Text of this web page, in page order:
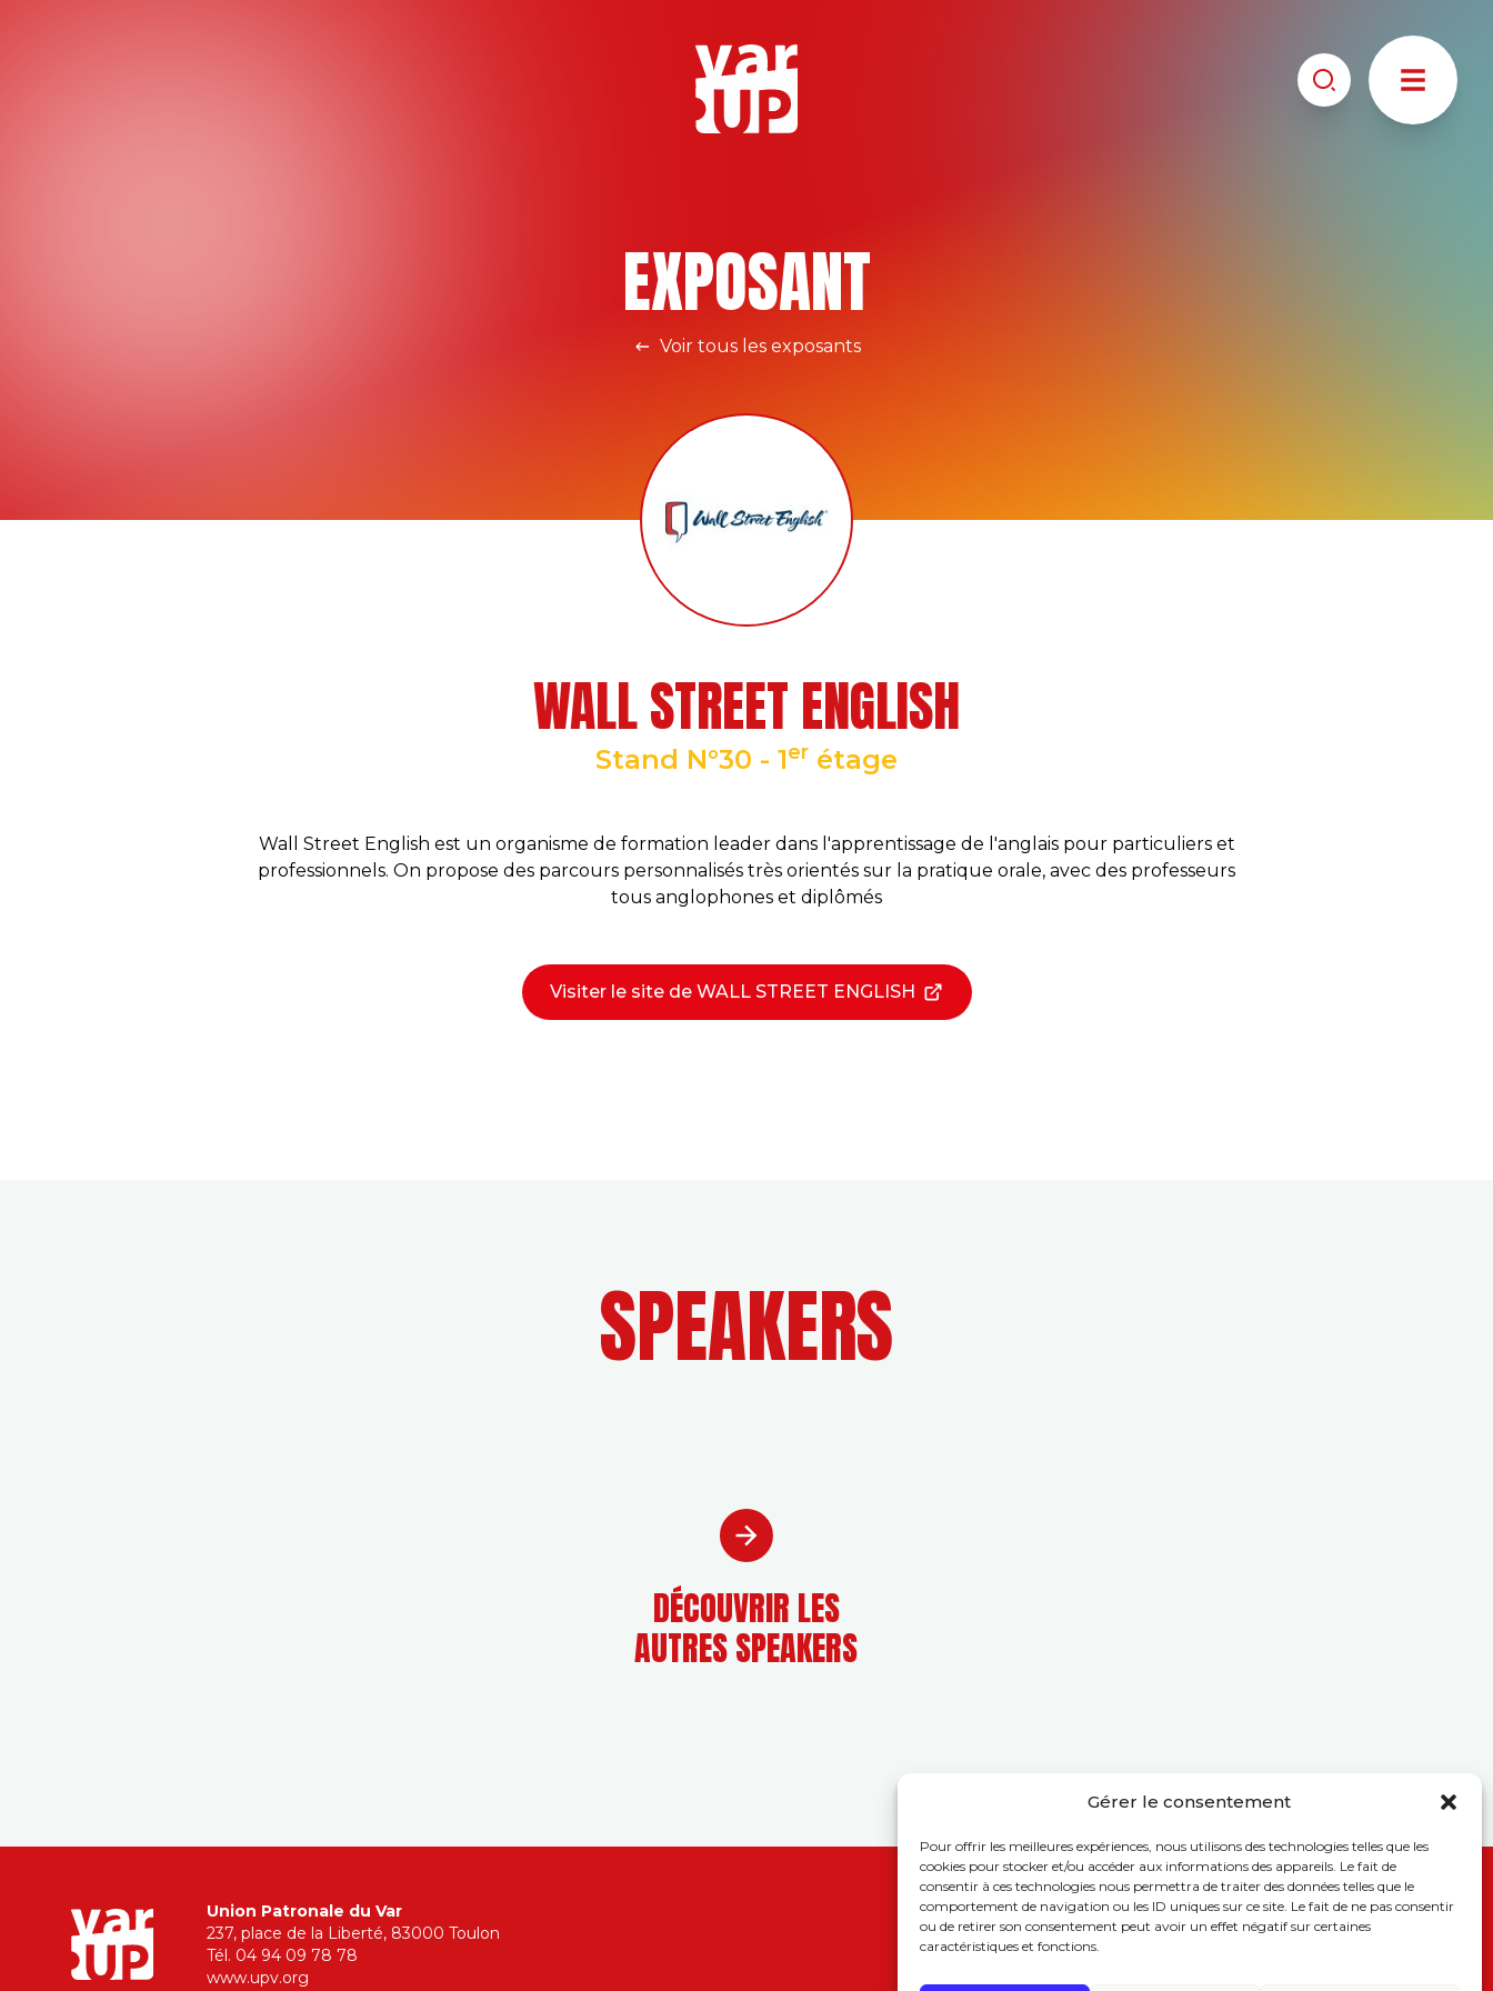
Gérer le consentement
Pour offrir les meilleures expériences, nous utilisons des technologies telles que les
cookies pour stocker et/ou accéder aux informations des appareils. Le fait de
consentir à ces technologies nous permettra de traiter des données telles que le
comportement de navigation ou les ID uniques sur ce site. Le fait de ne pas consentir
ou de retirer son consentement peut avoir un effet négatif sur certaines
caractéristiques et fonctions.
EXPOSANT
Voir tous les exposants
WALL STREET ENGLISH
Stand N°30 - 1er étage
Wall Street English est un organisme de formation leader dans l'apprentissage de l'anglais pour particuliers et
professionnels. On propose des parcours personnalisés très orientés sur la pratique orale, avec des professeurs
tous anglophones et diplômés
Visiter le site de WALL STREET ENGLISH
SPEAKERS
DÉCOUVRIR LES
AUTRES SPEAKERS
Union Patronale du Var
237, place de la Liberté, 83000 Toulon
Tél. 04 94 09 78 78
www.upv.org